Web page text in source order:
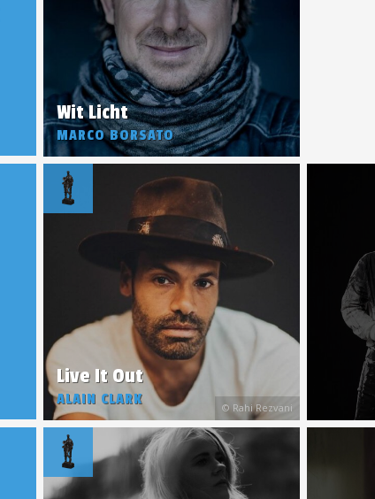
Wit Licht
MARCO BORSATO
© Rahi Rezvani
Live It Out
ALAIN CLARK